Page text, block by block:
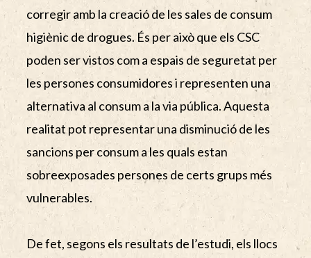
corregir amb la creació de les sales de consum
higiènic de drogues. És per això que els CSC
poden ser vistos com a espais de seguretat per
les persones consumidores i representen una
alternativa al consum a la via pública. Aquesta
realitat pot representar una disminució de les
sancions per consum a les quals estan
sobreexposades persones de certs grups més
vulnerables.
De fet, segons els resultats de l’estudi, els llocs